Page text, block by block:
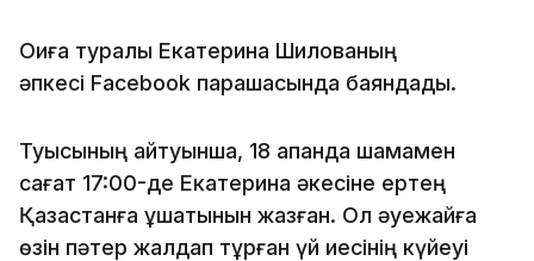
Оқиға туралы Екатерина Шилованың
әпкесі Facebook парақшасында баяндады.
Туысының айтуынша, 18 ақпанда шамамен
сағат 17:00-де Екатерина әкесіне ертең
Қазақстанға ұшатынын жазған. Ол әуежайға
өзін пәтер жалдап тұрған үй иесінің күйеуі